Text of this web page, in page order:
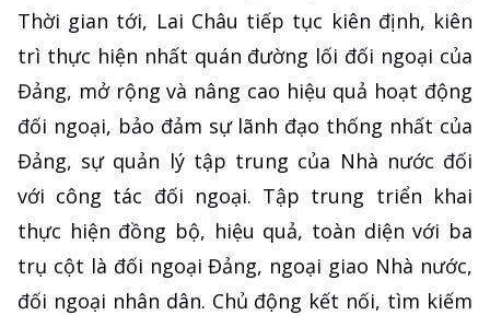
Thời gian tới, Lai Châu tiếp tục kiên định, kiên
trì thực hiện nhất quán đường lối đối ngoại của
Đảng, mở rộng và nâng cao hiệu quả hoạt động
đối ngoại, bảo đảm sự lãnh đạo thống nhất của
Đảng, sự quản lý tập trung của Nhà nước đối
với công tác đối ngoại. Tập trung triển khai
thực hiện đồng bộ, hiệu quả, toàn diện với ba
trụ cột là đối ngoại Đảng, ngoại giao Nhà nước,
đối ngoại nhân dân. Chủ động kết nối, tìm kiếm